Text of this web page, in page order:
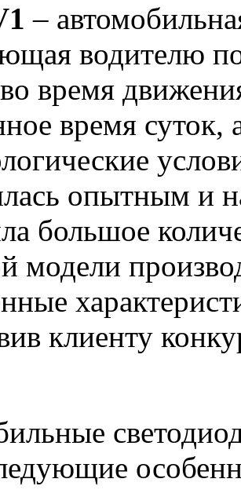
–
водителю
время
время суток,
опытным и
большое
модели
клиенту